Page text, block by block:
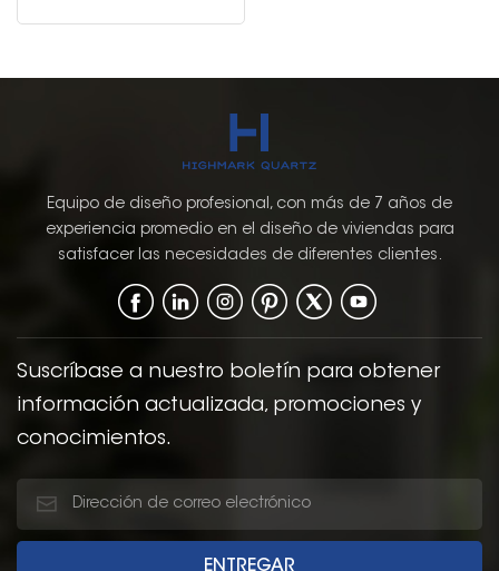
Equipo de diseño profesional, con más de 7 años de
experiencia promedio en el diseño de viviendas para
satisfacer las necesidades de diferentes clientes.
Suscríbase a nuestro boletín para obtener
información actualizada, promociones y
conocimientos.